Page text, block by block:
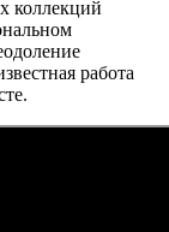
коллекций
работа